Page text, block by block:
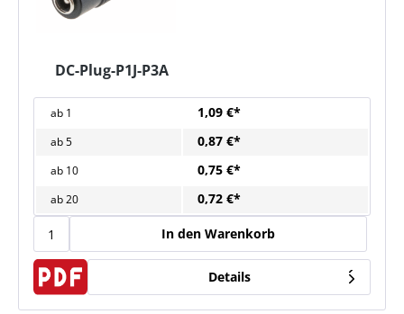
DC-Plug-P1J-P3A
ab 1 1,09 €*
ab5 0,87 €*
ab 10 0,75 €*
ab20 0,72 €*
In den Warenkorb
Details